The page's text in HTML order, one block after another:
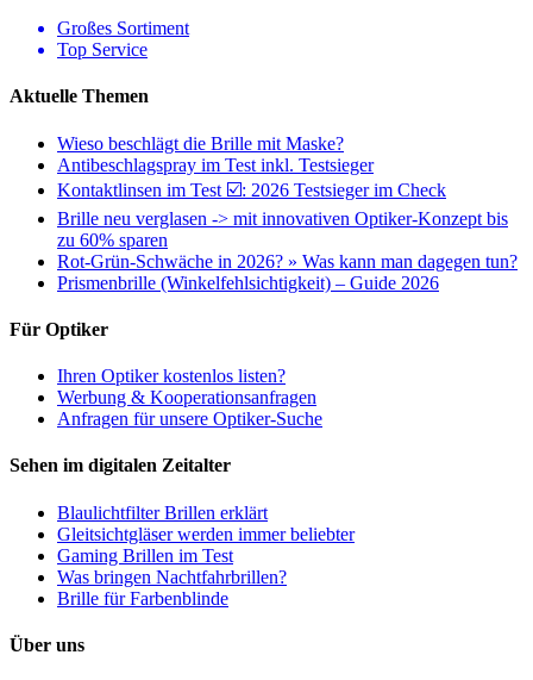
Großes Sortiment
Top Service
Aktuelle Themen
Wieso beschlägt die Brille mit Maske?
Antibeschlagspray im Test inkl. Testsieger
Kontaktlinsen im Test ☑️: 2026 Testsieger im Check
Brille neu verglasen -> mit innovativen Optiker-Konzept bis
zu 60% sparen
Rot-Grün-Schwäche in 2026? » Was kann man dagegen tun?
Prismenbrille (Winkelfehlsichtigkeit) – Guide 2026
Für Optiker
Ihren Optiker kostenlos listen?
Werbung & Kooperationsanfragen
Anfragen für unsere Optiker-Suche
Sehen im digitalen Zeitalter
Blaulichtfilter Brillen erklärt
Gleitsichtgläser werden immer beliebter
Gaming Brillen im Test
Was bringen Nachtfahrbrillen?
Brille für Farbenblinde
Über uns